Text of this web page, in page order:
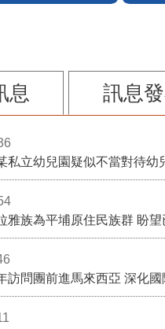
息 訊息
私立幼兒園疑似不當對待幼
訪問團前進馬來西亞 深化